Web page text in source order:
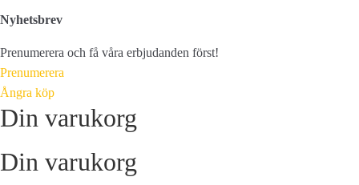
Nyhetsbrev
Prenumerera och få våra erbjudanden först!
Prenumerera
Ångra köp
Din varukorg
Din varukorg